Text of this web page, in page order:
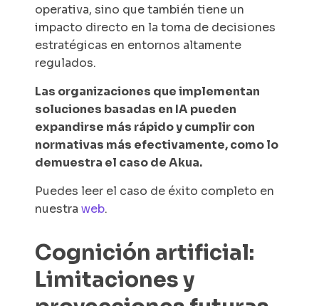
operativa, sino que también tiene un
impacto directo en la toma de decisiones
estratégicas en entornos altamente
regulados.
Las organizaciones que implementan
soluciones basadas en IA pueden
expandirse más rápido y cumplir con
normativas más efectivamente, como lo
demuestra el caso de Akua.
Puedes leer el caso de éxito completo en
nuestra web.
Cognición artificial:
Limitaciones y